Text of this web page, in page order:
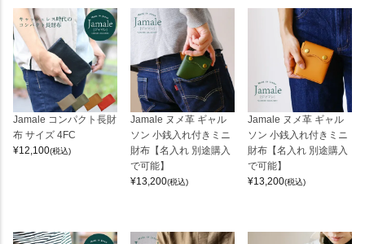
Jamale コンパクト長財
布 サイズ 4FC
¥12,100(税込)
Jamale ヌメ革 ギャル
ソン 小銭入れ付きミニ
財布【名入れ 別途購入
で可能】
¥13,200(税込)
Jamale ヌメ革 ギャル
ソン 小銭入れ付きミニ
財布【名入れ 別途購入
で可能】
¥13,200(税込)